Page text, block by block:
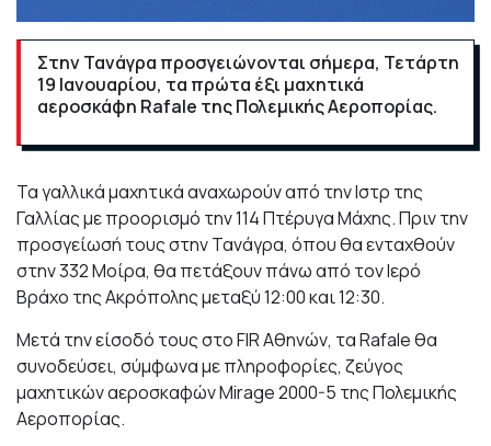
Στην Τανάγρα προσγειώνονται σήμερα, Τετάρτη
19 Ιανουαρίου, τα πρώτα έξι μαχητικά
αεροσκάφη Rafale της Πολεμικής Αεροπορίας.
Τα γαλλικά μαχητικά αναχωρούν από την Ιστρ της
Γαλλίας με προορισμό την 114 Πτέρυγα Μάχης. Πριν την
προσγείωσή τους στην Τανάγρα, όπου θα ενταχθούν
στην 332 Μοίρα, θα πετάξουν πάνω από τον Ιερό
Βράχο της Ακρόπολης μεταξύ 12:00 και 12:30.
Μετά την είσοδό τους στο FIR Αθηνών, τα Rafale θα
συνοδεύσει, σύμφωνα με πληροφορίες, ζεύγος
μαχητικών αεροσκαφών Mirage 2000-5 της Πολεμικής
Αεροπορίας.